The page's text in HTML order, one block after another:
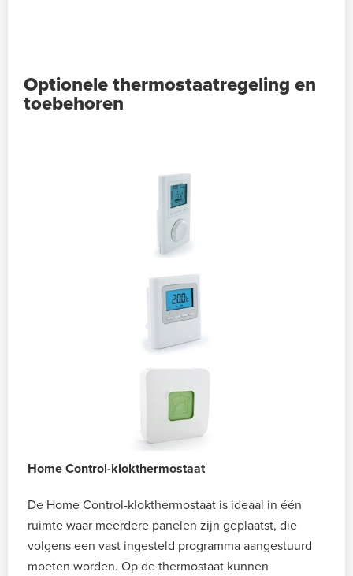
Optionele thermostaatregeling en
toebehoren
Home Control-klokthermostaat
De Home Control-klokthermostaat is ideaal in één
ruimte waar meerdere panelen zijn geplaatst, die
volgens een vast ingesteld programma aangestuurd
moeten worden. Op de thermostaat kunnen